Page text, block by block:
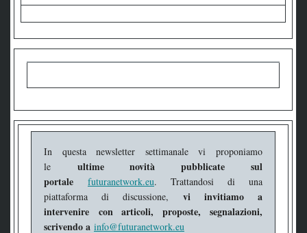
In questa newsletter settimanale vi proponiamo
le ultime novità pubblicate sul
portale
futuranetwork.eu. Trattandosi di una
piattaforma di discussione, vi invitiamo a
intervenire
con articoli, proposte, segnalazioni,
scrivendo a info@futuranetwork.eu